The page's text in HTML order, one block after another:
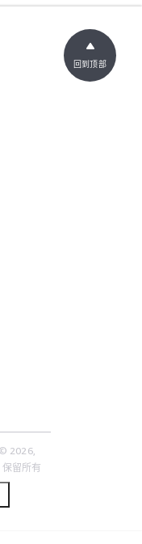
© 2026,
留所有
回到顶部